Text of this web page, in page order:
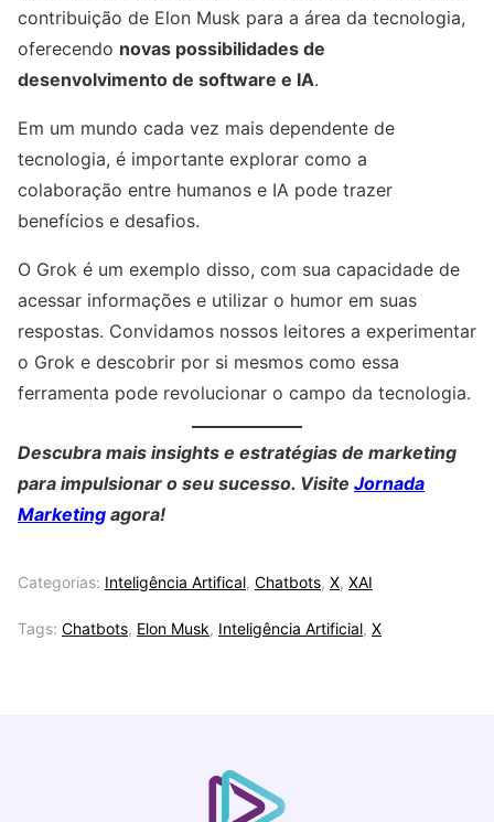
contribuição de Elon Musk para a área da tecnologia,
oferecendo novas possibilidades de
desenvolvimento de software e IA.
Em um mundo cada vez mais dependente de
tecnologia, é importante explorar como a
colaboração entre humanos e IA pode trazer
benefícios e desafios.
O Grok é um exemplo disso, com sua capacidade de
acessar informações e utilizar o humor em suas
respostas. Convidamos nossos leitores a experimentar
o Grok e descobrir por si mesmos como essa
ferramenta pode revolucionar o campo da tecnologia.
Descubra mais insights e estratégias de marketing
para impulsionar o seu sucesso. Visite Jornada
Marketing agora!
Categorias: Inteligência Artifical, Chatbots, X, XAI
Tags: Chatbots, Elon Musk, Inteligência Artificial, X